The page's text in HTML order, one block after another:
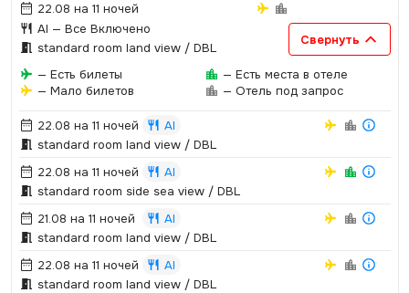
22.08 на 11 ночей
AI — Все Включено
standard room land view / DBL
Свернуть
— Есть билеты
— Мало билетов
— Есть места в отеле
— Отель под запрос
22.08 на 11 ночей
AI
standard room land view / DBL
22.08 на 11 ночей
AI
standard room side sea view / DBL
21.08 на 11 ночей
AI
standard room land view / DBL
22.08 на 11 ночей
AI
standard room land view / DBL